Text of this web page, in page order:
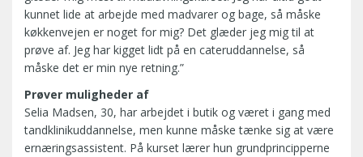
kunnet lide at arbejde med madvarer og bage, så måske
køkkenvejen er noget for mig? Det glæder jeg mig til at
prøve af. Jeg har kigget lidt på en cateruddannelse, så
måske det er min nye retning.”
Prøver muligheder af
Selia Madsen, 30, har arbejdet i butik og været i gang med
tandklinikuddannelse, men kunne måske tænke sig at være
ernæringsassistent. På kurset lærer hun grundprincipperne